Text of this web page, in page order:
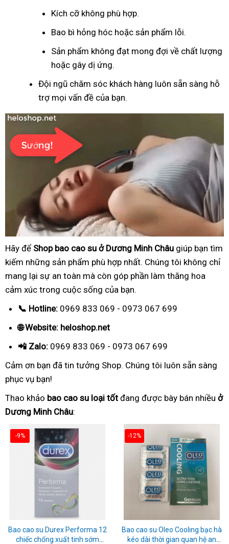
Kích cỡ không phù hợp.
Bao bì hỏng hóc hoặc sản phẩm lỗi.
Sản phẩm không đạt mong đợi về chất lượng
hoặc gây dị ứng.
Đội ngũ chăm sóc khách hàng luôn sẵn sàng hỗ
trợ mọi vấn đề của bạn.
Hãy để Shop bao cao su ở Dương Minh Châu giúp bạn tìm
kiếm những sản phẩm phù hợp nhất. Chúng tôi không chỉ
mang lại sự an toàn mà còn góp phần làm thăng hoa
cảm xúc trong cuộc sống của bạn.
📞 Hotline: 0969 833 069 - 0973 067 699
🌐 Website: heloshop.net
📲 Zalo: 0969 833 069 - 0973 067 699
Cảm ơn bạn đã tin tưởng Shop. Chúng tôi luôn sẵn sàng
phục vụ bạn!
Thao khảo bao cao su loại tốt đang được bày bán nhiều ở
Dương Minh Châu:
-9%
Bao cao su Durex Performa 12
chiếc chống xuất tinh sớm
-12%
Bao cao su Oleo Cooling bạc hà
kéo dài thời gian quan hệ an